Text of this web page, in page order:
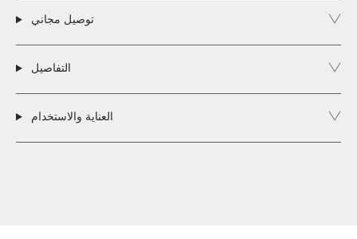
توصيل مجاني
التفاصيل
العناية والاستخدام